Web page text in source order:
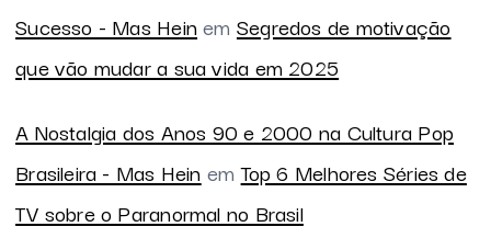
Sucesso - Mas Heinem Segredos de motivação
que vão mudar a sua vida em 2025
A Nostalgia dos Anos 90 e 2000 na Cultura Pop
Brasileira - Mas Hein emTop 6 Melhores Séries de
TV sobre o Paranormal no Brasil